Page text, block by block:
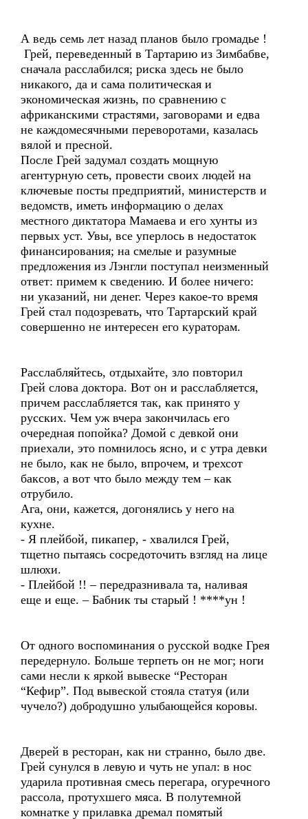
А ведь семь лет назад планов было громадье !
Грей, переведенный в Тартарию из Зимбабве,
сначала расслабился; риска здесь не было
никакого, да и сама политическая и
экономическая жизнь, по сравнению с
африканскими страстями, заговорами и едва
не каждомесячными переворотами, казалась
вялой и пресной.
После Грей задумал создать мощную
агентурную сеть, провести своих людей на
ключевые посты предприятий, министерств и
ведомств, иметь информацию о делах
местного диктатора Мамаева и его хунты из
первых уст. Увы, все уперлось в недостаток
финансирования; на смелые и разумные
предложения из Лэнгли поступал неизменный
ответ: примем к сведению. И более ничего:
ни указаний, ни денег. Через какое-то время
Грей стал подозревать, что Тартарский край
совершенно не интересен его кураторам.
Расслабляйтесь, отдыхайте, зло повторил
Грей слова доктора. Вот он и расслабляется,
причем расслабляется так, как принято у
русских. Чем уж вчера закончилась его
очередная попойка? Домой с девкой они
приехали, это помнилось ясно, и с утра девки
не было, как не было, впрочем, и трехсот
баксов, а вот что было между тем – как
отрубило.
Ага, они, кажется, догонялись у него на
кухне.
- Я плейбой, пикапер, - хвалился Грей,
тщетно пытаясь сосредоточить взгляд на лице
шлюхи.
- Плейбой !! – передразнивала та, наливая
еще и еще. – Бабник ты старый ! ****ун !
От одного воспоминания о русской водке Грея
передернуло. Больше терпеть он не мог; ноги
сами несли к яркой вывеске “Ресторан
“Кефир”. Под вывеской стояла статуя (или
чучело?) добродушно улыбающейся коровы.
Дверей в ресторан, как ни странно, было две.
Грей сунулся в левую и чуть не упал: в нос
ударила противная смесь перегара, огуречного
рассола, протухшего мяса. В полутемной
комнатке у прилавка дремал помятый